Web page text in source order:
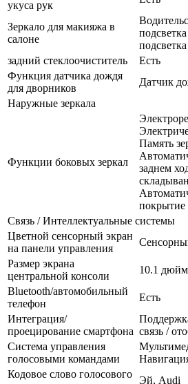
укуса рук
Зеркало для макияжа в
салоне
подсветка
задний стеклоочиститель
Есть
Функция датчика дождя
для дворников
Датчик
Наружные зеркала
Функции боковых зеркал
Память
заднем
покрытие
Связь / Интеллектуальные системы
Цветной сенсорный экран
на панели управления
Размер экрана
центральной консоли
10.1
Bluetooth/автомобильный
телефон
Есть
Интеграция/
проецирование смартфона связь /
Система управления
голосовыми командами
Кодовое слово голосового
Эй, Audi